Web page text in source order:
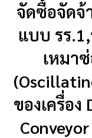
จัดซื้อจัด
แบบ รร
เหมา
ของเครื่อ